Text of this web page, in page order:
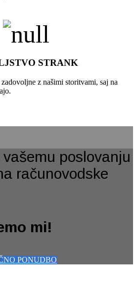
STRANK
z našimi storitvami, saj na
poslovanju
računovodske
mi!
PONUDBO